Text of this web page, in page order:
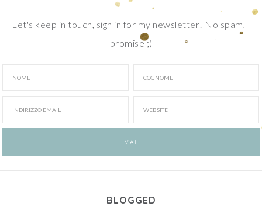
Let's keep in touch, sign in for my newsletter! No spam, I
promise ;)
BLOGGED